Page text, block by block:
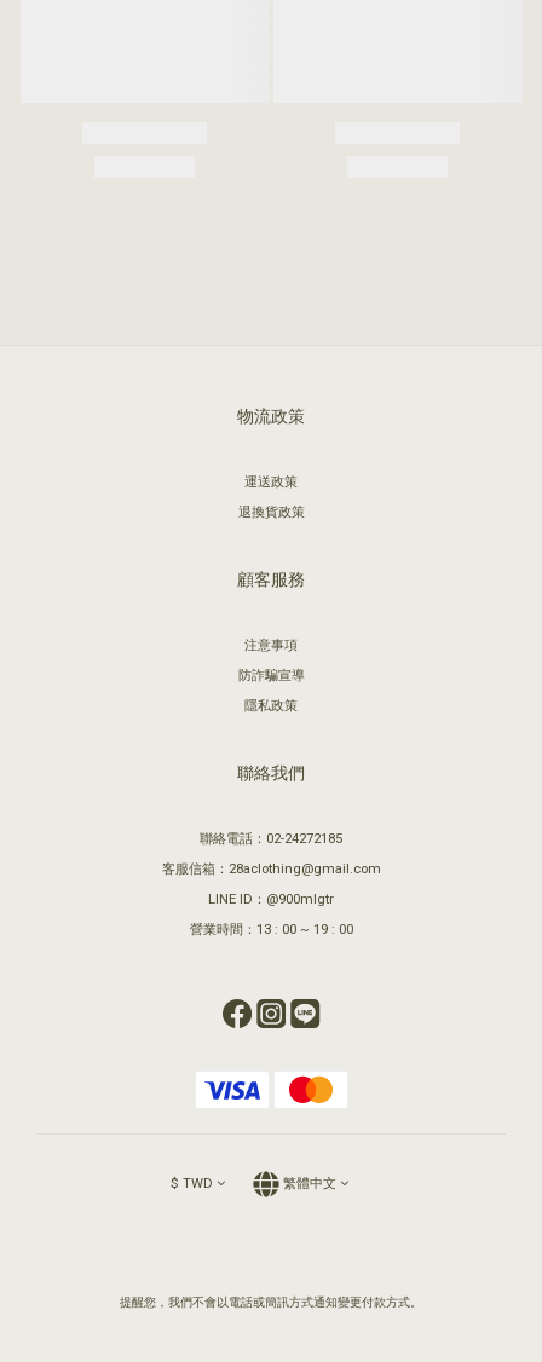
物流政策
運送政策
退換貨政策
顧客服務
注意事項
防詐騙宣導
隱私政策
聯絡我們
聯絡電話：02-24272185
客服信箱：28aclothing@gmail.com
LINE ID：@900mlgtr
營業時間：13 : 00 ~ 19 : 00
$ TWD 繁體中文
提醒您，我們不會以電話或簡訊方式通知變更付款方式。